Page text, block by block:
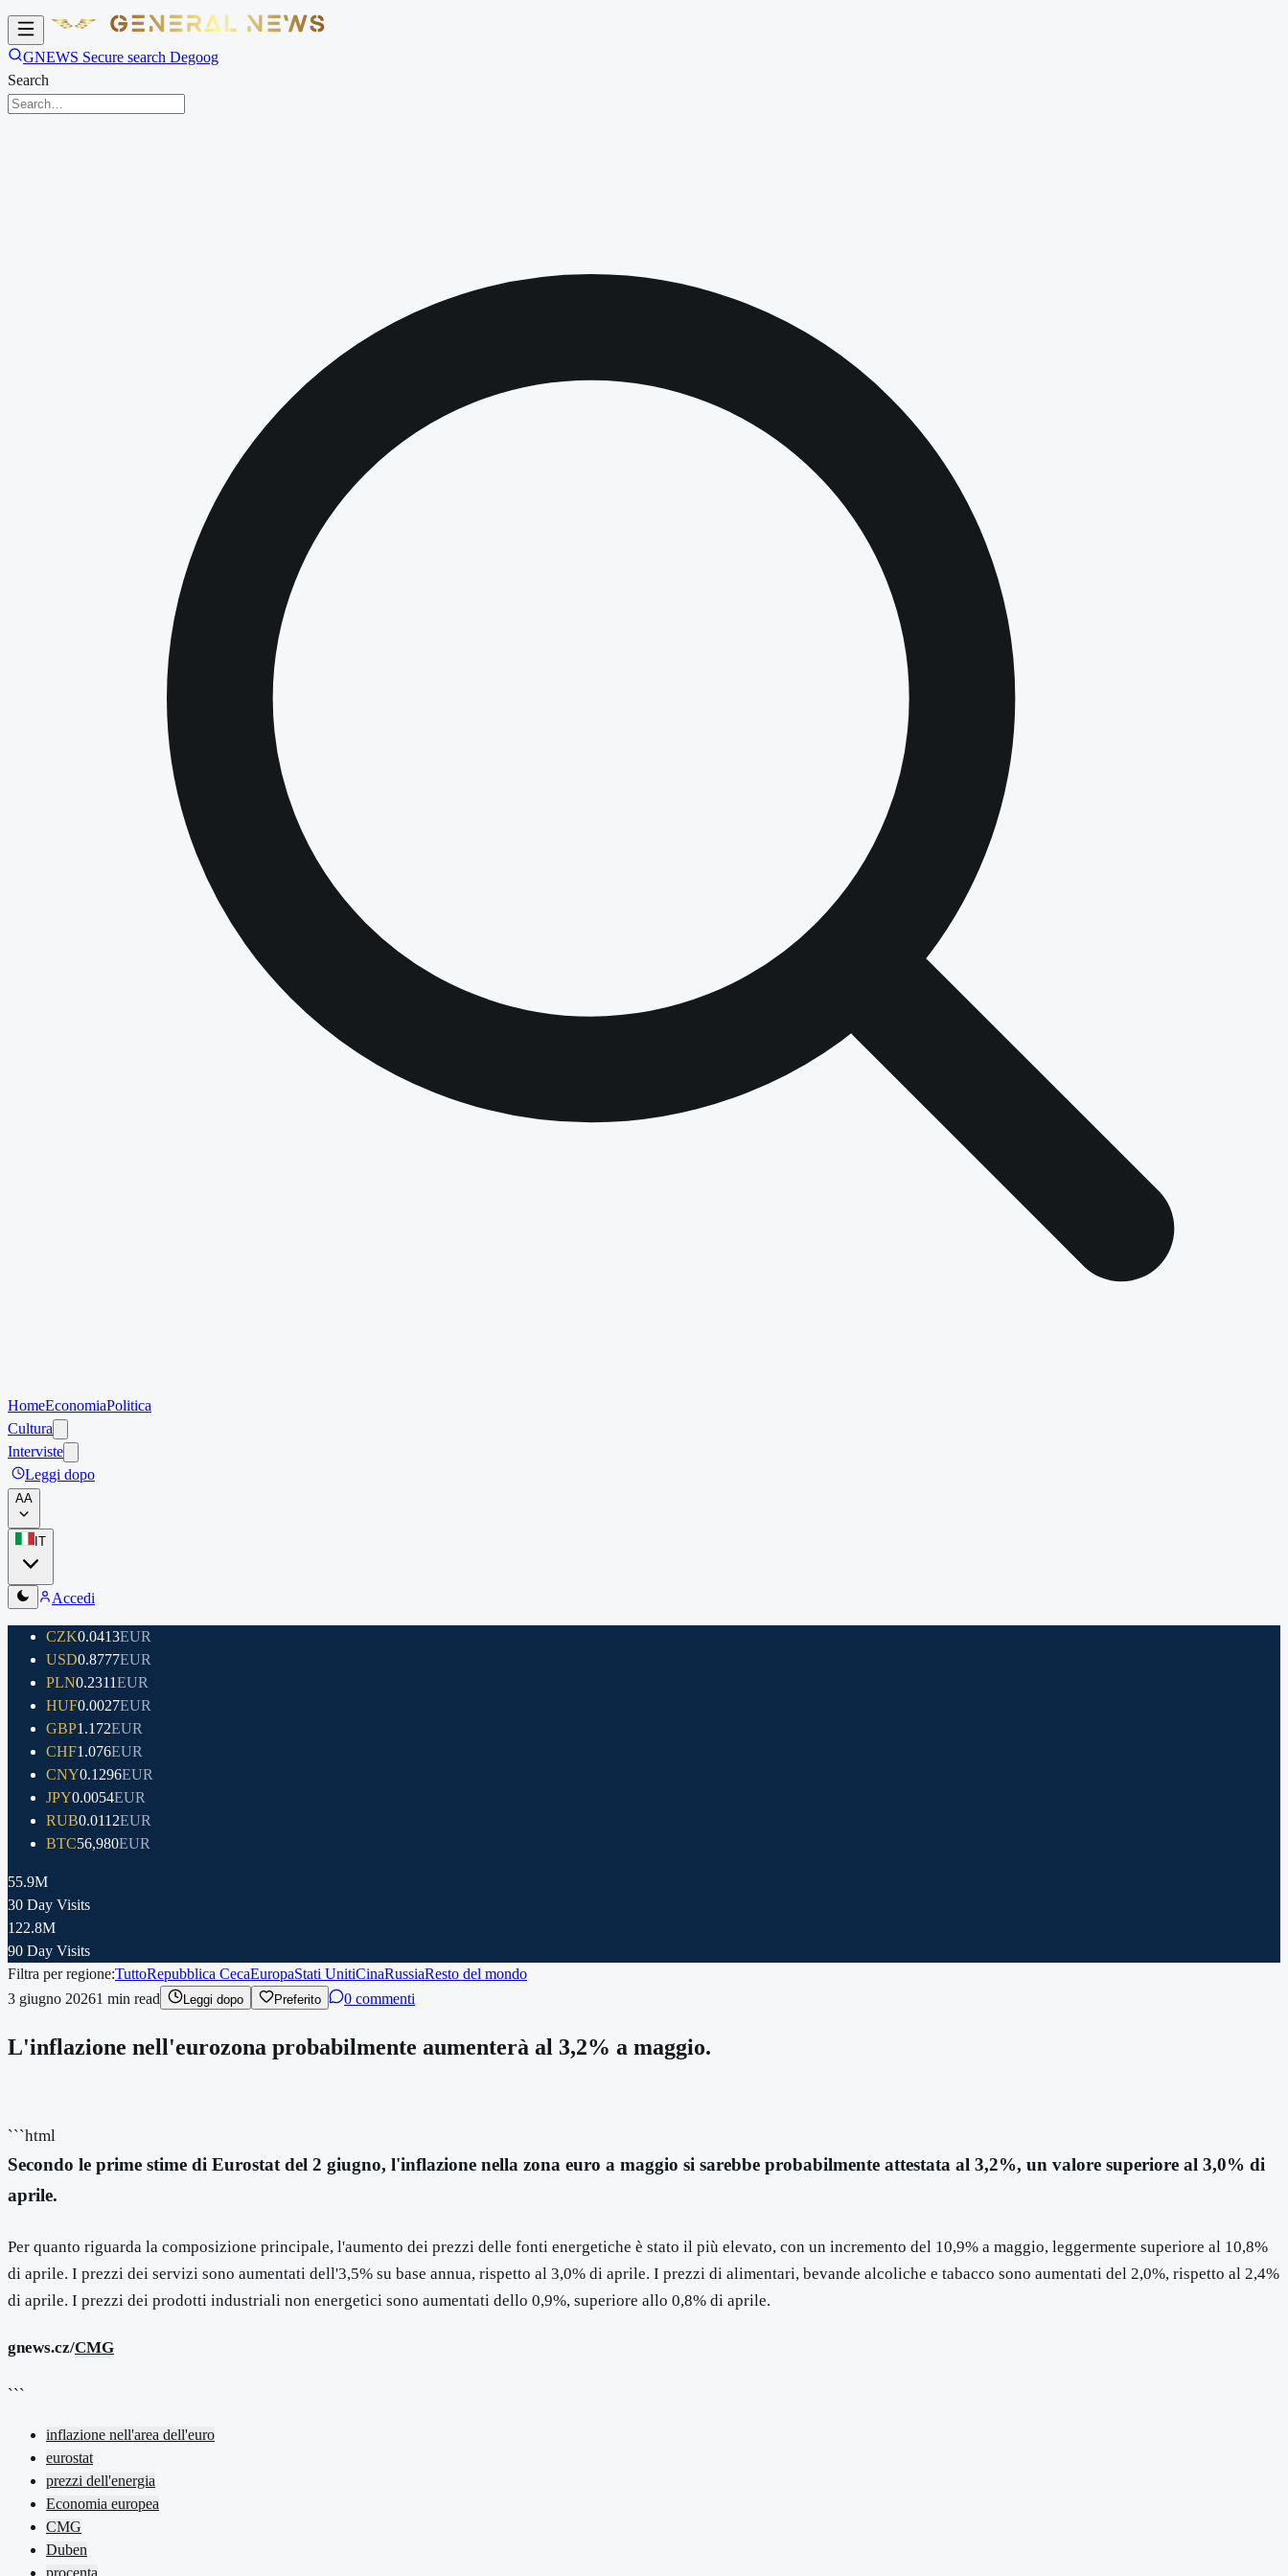
GNEWS Secure search Degoog
Search
HomeEconomiaPolitica
Cultura
Interviste
Leggi dopo
AA
IT
Accedi
CZK0.0413EUR
USD0.8777EUR
PLN0.2311EUR
HUF0.0027EUR
GBP1.172EUR
CHF1.076EUR
CNY0.1296EUR
JPY0.0054EUR
RUB0.0112EUR
BTC56,980EUR
55.9M
30 Day Visits
122.8M
90 Day Visits
Filtra per regione:TuttoRepubblica CecaEuropaStati UnitiCinaRussiaResto del mondo
3 giugno 20261 min read Leggi dopo Preferito 0 commenti
L'inflazione nell'eurozona probabilmente aumenterà al 3,2% a maggio.
```html
Secondo le prime stime di Eurostat del 2 giugno, l'inflazione nella zona euro a maggio si sarebbe probabilmente attestata al 3,2%, un valore superiore al 3,0% di
aprile.
Per quanto riguarda la composizione principale, l'aumento dei prezzi delle fonti energetiche è stato il più elevato, con un incremento del 10,9% a maggio, leggermente superiore al 10,8%
di aprile. I prezzi dei servizi sono aumentati dell'3,5% su base annua, rispetto al 3,0% di aprile. I prezzi di alimentari, bevande alcoliche e tabacco sono aumentati del 2,0%, rispetto al 2,4%
di aprile. I prezzi dei prodotti industriali non energetici sono aumentati dello 0,9%, superiore allo 0,8% di aprile.
gnews.cz/CMG
```
inflazione nell'area dell'euro
eurostat
prezzi dell'energia
Economia europea
CMG
Duben
procenta